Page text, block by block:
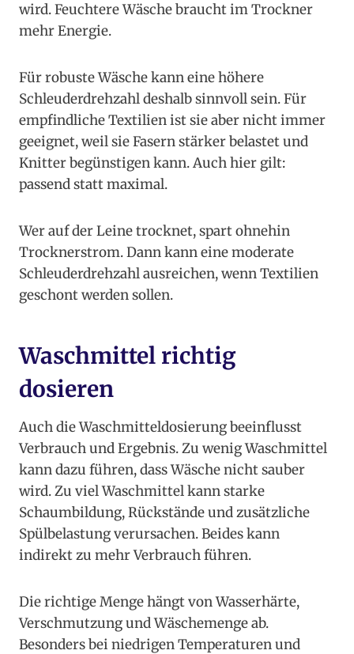
wird. Feuchtere Wäsche braucht im Trockner
mehr Energie.
Für robuste Wäsche kann eine höhere
Schleuderdrehzahl deshalb sinnvoll sein. Für
empfindliche Textilien ist sie aber nicht immer
geeignet, weil sie Fasern stärker belastet und
Knitter begünstigen kann. Auch hier gilt:
passend statt maximal.
Wer auf der Leine trocknet, spart ohnehin
Trocknerstrom. Dann kann eine moderate
Schleuderdrehzahl ausreichen, wenn Textilien
geschont werden sollen.
Waschmittel richtig
dosieren
Auch die Waschmitteldosierung beeinflusst
Verbrauch und Ergebnis. Zu wenig Waschmittel
kann dazu führen, dass Wäsche nicht sauber
wird. Zu viel Waschmittel kann starke
Schaumbildung, Rückstände und zusätzliche
Spülbelastung verursachen. Beides kann
indirekt zu mehr Verbrauch führen.
Die richtige Menge hängt von Wasserhärte,
Verschmutzung und Wäschemenge ab.
Besonders bei niedrigen Temperaturen und